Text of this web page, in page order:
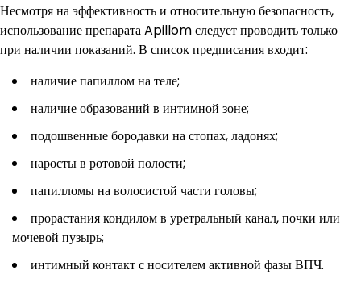
Несмотря на эффективность и относительную безопасность,
использование препарата Apillom следует проводить только
при наличии показаний. В список предписания входит:
наличие папиллом на теле;
наличие образований в интимной зоне;
подошвенные бородавки на стопах, ладонях;
наросты в ротовой полости;
папилломы на волосистой части головы;
прорастания кондилом в уретральный канал, почки или
мочевой пузырь;
интимный контакт с носителем активной фазы ВПЧ.